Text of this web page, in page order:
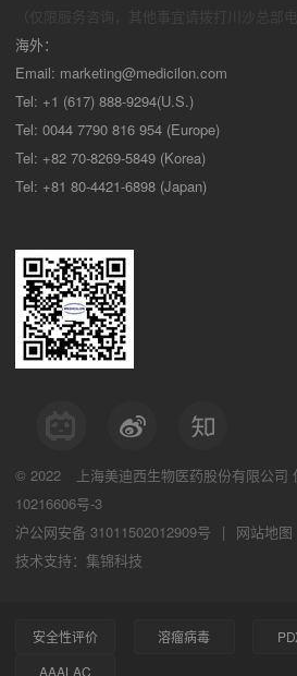
海外：
Email: marketing@medicilon.com
Tel: +1 (617) 888-9294(U.S.)
Tel: 0044 7790 816 954 (Europe)
Tel: +82 70-8269-5849 (Korea)
Tel: +81 80-4421-6898 (Japan)
© 2022 上海美迪西生物医药股份有限公司
10216606号-3
沪公网安备 31011502012909号
|
网站地图
技术支持：集锦科技
安全性评价 溶瘤病毒
AAALAC